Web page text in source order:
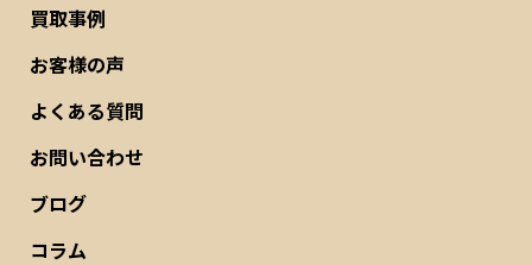
買取事例
お客様の声
よくある質問
お問い合わせ
ブログ
コラム